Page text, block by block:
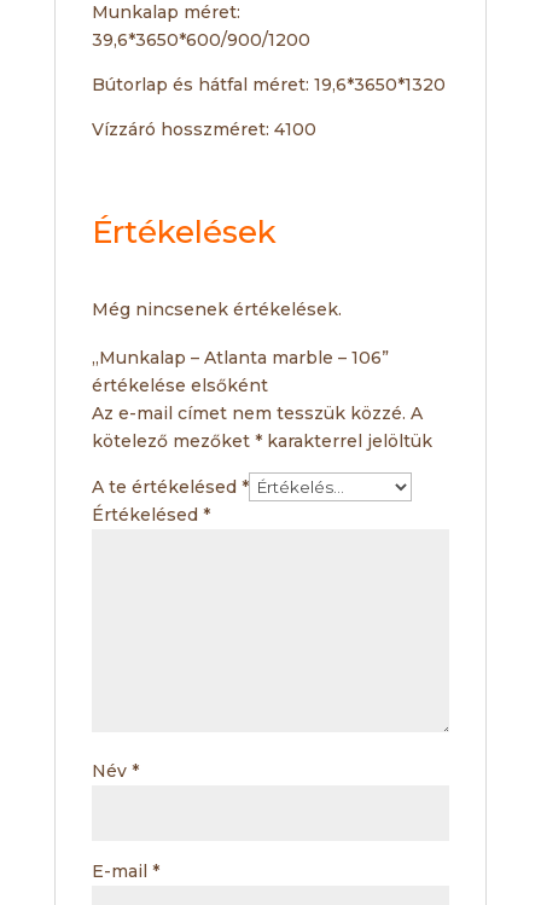
Munkalap méret:
39,6*3650*600/900/1200
Bútorlap és hátfal méret: 19,6*3650*1320
Vízzáró hosszméret: 4100
Értékelések
Még nincsenek értékelések.
„Munkalap – Atlanta marble – 106”
értékelése elsőként
Az e-mail címet nem tesszük közzé. A
kötelező mezőket *karakterrel jelöltük
A te értékelésed *
Értékelésed *
Név *
E-mail *